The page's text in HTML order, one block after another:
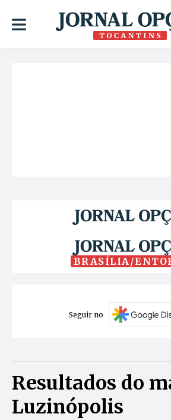
BRASÍLIA/
Seguir no
Resultados do
Luzinópolis